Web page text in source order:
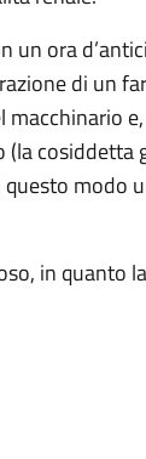
un ora
di un
cosiddetta
modo
in quanto